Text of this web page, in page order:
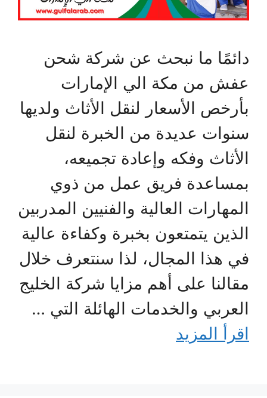
دائمًا ما نبحث عن شركة شحن
عفش من مكة الي الإمارات
بأرخص الأسعار لنقل الأثاث ولديها
سنوات عديدة من الخبرة لنقل
الأثاث وفكه وإعادة تجميعه،
بمساعدة فريق عمل من ذوي
المهارات العالية والفنيين المدربين
الذين يتمتعون بخبرة وكفاءة عالية
في هذا المجال، لذا سنتعرف خلال
مقالنا على أهم مزايا شركة الخليج
العربي والخدمات الهائلة التي …
اقرأ المزيد